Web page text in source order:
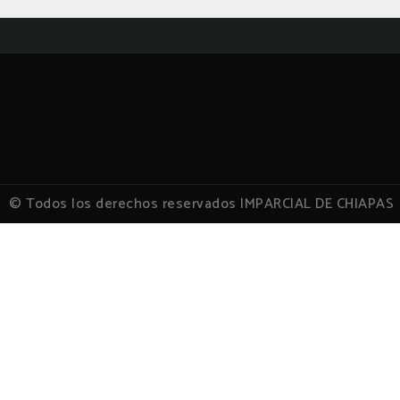
© Todos los derechos reservados IMPARCIAL DE CHIAPAS